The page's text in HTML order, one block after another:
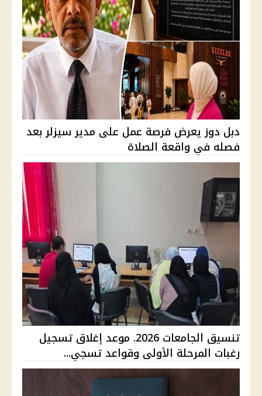
دبل دوز يعرض فرصة عمل على مدير سيزلر بعد
فصله في واقعة الصلاة
تنسيق الجامعات 2026. موعد إغلاق تسجيل
رغبات المرحلة الأولى وقواعد تسجي...